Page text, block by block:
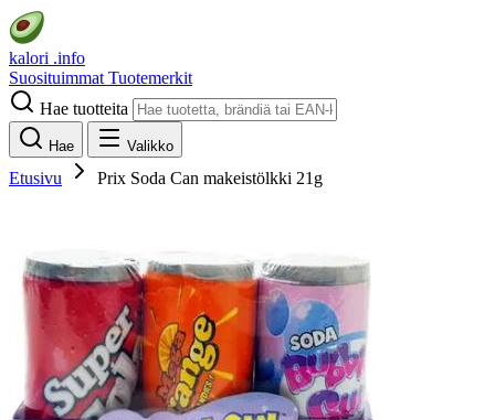
kalori .info
Suosituimmat Tuotemerkit
Hae tuotteita
Hae Valikko
Etusivu Prix Soda Can makeistölkki 21g